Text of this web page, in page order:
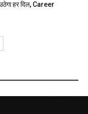
हर दिल, Career